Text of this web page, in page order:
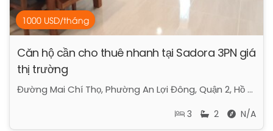
1000 USD/tháng
Căn hộ cần cho thuê nhanh tại Sadora 3PN giá
thị trường
Đường Mai Chí Thọ, Phường An Lợi Đông, Quận 2, Hồ Chí Minh
3 2 N/A